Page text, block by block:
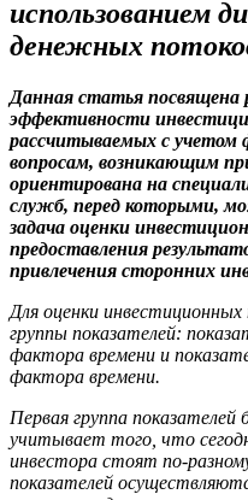
использованием
денежных
Данная статья посвящена
эффективности
рассчитываемых с
вопросам, возникающим
ориентирована на
служб, перед которыми,
задача оценки
предоставления
привлечения сторонних
Для оценки инвестиционных
группы показателей:
фактора времени и
фактора времени.
Первая группа показателей
учитывает того, что
инвестора стоят по-
показателей